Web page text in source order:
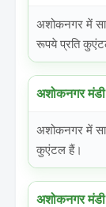
अशोकनगर में
रूपये प्रति
अशोकनगर
अशोकनगर में
कुएंटल हैं।
अशोकनगर